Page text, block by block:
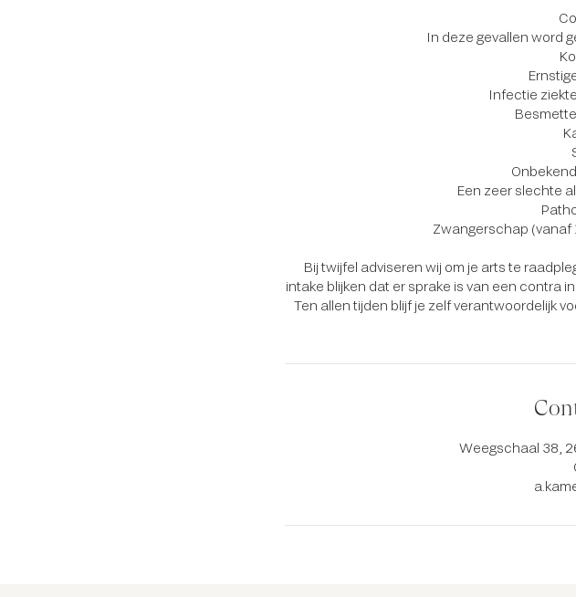
In deze gevallen word
Infectie
Een zeer slechte
Zwangerschap (vanaf
Bij twijfel adviseren wij om je arts te
intake blijken dat er sprake is van een contra
Ten allen tijden blijf je zelf verantwoordelijk
Weegschaal 38,